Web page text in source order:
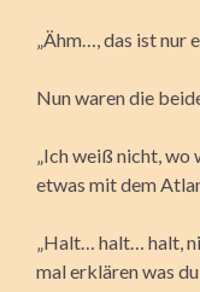
„Ähm…, das ist nur
Nun waren die
„Ich weiß nicht,
etwas mit dem
„Halt… halt… halt,
mal erklären was du